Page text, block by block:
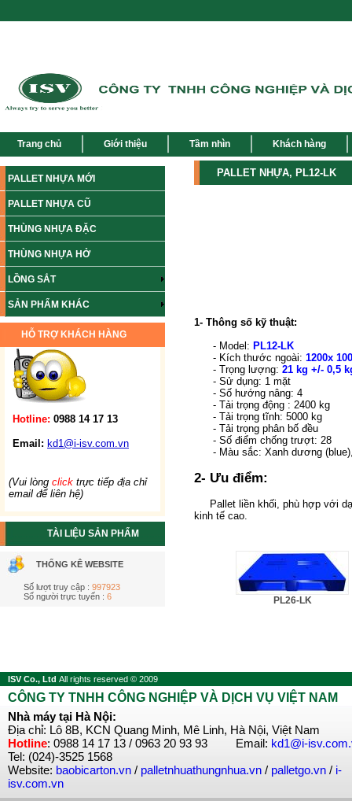
Trang chủ Giới thiệu Tầm nhìn Khách hàng
PALLET NHỰA MỚI
PALLET NHỰA CŨ
THÙNG NHỰA ĐẶC
THÙNG NHỰA HỞ
LỒNG SẮT
SẢN PHẨM KHÁC
HỖ TRỢ KHÁCH HÀNG
Hotline: 0988 14 17 13
Email: kd1@i-isv.com.vn
(Vui lòng click trực tiếp địa chỉ
email để liên hệ)
TÀI LIỆU SẢN PHẨM
THỐNG KÊ WEBSITE
Số lượt truy cập : 997923
Số người trực tuyến : 6
PALLET NHỰA, PL12-LK
1- Thông số kỹ thuật:
- Model: PL12-LK
- Kích thước ngoài: 1200x
- Trọng lượng: 21 kg +/- 0,5
- Sử dụng: 1 mặt
- Số hướng nâng: 4
- Tải trọng động : 2400 kg
- Tải trọng tĩnh: 5000 kg
- Tải trọng phân bố đều
- Số điểm chống trượt: 28
- Màu sắc: Xanh dương
2- Ưu điểm:
Pallet liền khối, phù hợp với
kinh tế cao.
PL26-LK
ISV Co., Ltd All rights reserved © 2009
CÔNG TY TNHH CÔNG NGHIỆP VÀ DỊCH VỤ VIỆT NAM
Nhà máy tại Hà Nội:
Địa chỉ: Lô 8B, KCN Quang Minh, Mê Linh, Hà Nội, Việt Nam
Hotline: 0988 14 17 13 / 0963 20 93 93 Email: kd1@i-
Tel: (024)-3525 1568
Website: baobicarton.vn / palletnhuathungnhua.vn / palletgo.vn / i-
isv.com.vn